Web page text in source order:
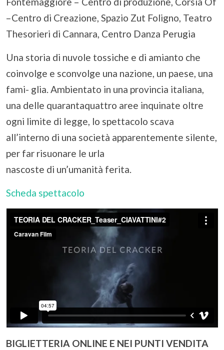
–Centro di Creazione, Spazio Zut Foligno, Teatro
Thesorieri di Cannara, Centro Danza Perugia
Una storia di nuvole tossiche e di amianto che
coinvolge e sconvolge una nazione, un paese, una
fami- glia. Ambientato in una provincia italiana,
una delle quarantaquattro aree inquinate oltre
ogni limite di legge, lo spettacolo scava
all’interno di una società apparentemente silente,
per far risuonare le urla
nascoste di un’umanità ferita.
Scheda spettacolo
BIGLIETTERIA ONLINE E NEI PUNTI VENDITA